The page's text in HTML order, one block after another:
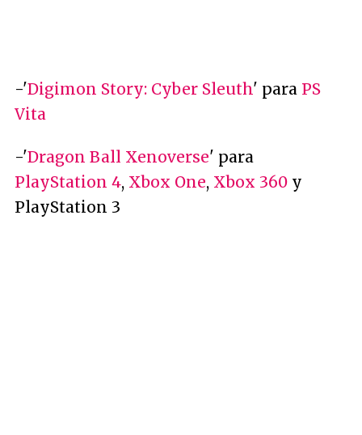
-'Digimon Story: Cyber Sleuth' para PS
Vita
-'Dragon Ball Xenoverse' para
PlayStation 4, Xbox One, Xbox 360 y
PlayStation 3